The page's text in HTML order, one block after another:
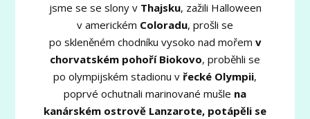
jsme se se slony v Thajsku, zažili Halloween
v americkém Coloradu, prošli se
po skleněném chodníku vysoko nad mořem v
chorvatském pohoří Biokovo, proběhli se
po olympijském stadionu v řecké Olympii,
poprvé ochutnali marinované mušle na
kanárském ostrově Lanzarote, potápěli se